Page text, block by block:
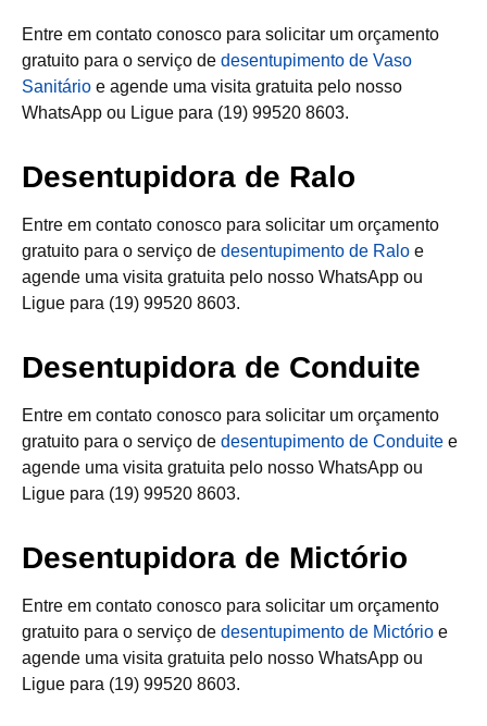
Entre em contato conosco para solicitar um orçamento
gratuito para o serviço de desentupimento de Vaso
Sanitário e agende uma visita gratuita pelo nosso
WhatsApp ou Ligue para (19) 99520 8603.
Desentupidora de Ralo
Entre em contato conosco para solicitar um orçamento
gratuito para o serviço de desentupimento de Ralo e
agende uma visita gratuita pelo nosso WhatsApp ou
Ligue para (19) 99520 8603.
Desentupidora de Conduite
Entre em contato conosco para solicitar um orçamento
gratuito para o serviço de desentupimento de Conduite e
agende uma visita gratuita pelo nosso WhatsApp ou
Ligue para (19) 99520 8603.
Desentupidora de Mictório
Entre em contato conosco para solicitar um orçamento
gratuito para o serviço de desentupimento de Mictório e
agende uma visita gratuita pelo nosso WhatsApp ou
Ligue para (19) 99520 8603.